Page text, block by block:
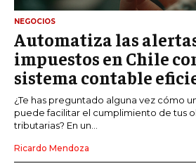
NEGOCIOS
Automatiza las
impuestos en Chile
sistema contable
¿Te has preguntado alguna vez cómo
puede facilitar el cumplimiento de tus
tributarias? En un...
Ricardo Mendoza